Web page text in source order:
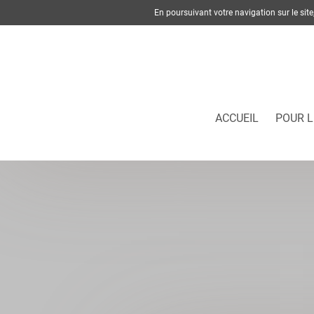
ACCUEIL POUR
En poursuivant votre navigation sur le